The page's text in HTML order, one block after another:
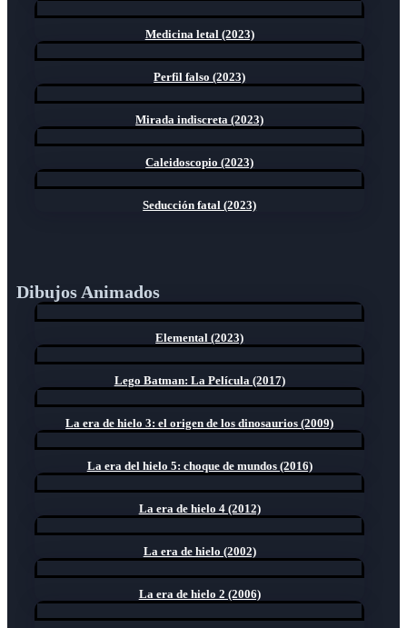
Medicina letal (2023)
Perfil falso (2023)
Mirada indiscreta (2023)
Caleidoscopio (2023)
Seducción fatal (2023)
Dibujos Animados
Elemental (2023)
Lego Batman: La Película (2017)
La era de hielo 3: el origen de los dinosaurios (2009)
La era del hielo 5: choque de mundos (2016)
La era de hielo 4 (2012)
La era de hielo (2002)
La era de hielo 2 (2006)